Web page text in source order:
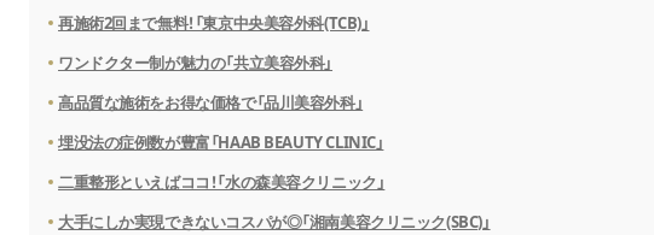
再施術2回まで無料！「東京中央美容外科(TCB)」
ワンドクター制が魅力の「共立美容外科」
高品質な施術をお得な価格で「品川美容外科」
埋没法の症例数が豊富「HAAB BEAUTY CLINIC」
二重整形といえばココ！「水の森美容クリニック」
大手にしか実現できないコスパが◎「湘南美容クリニック(SBC)」